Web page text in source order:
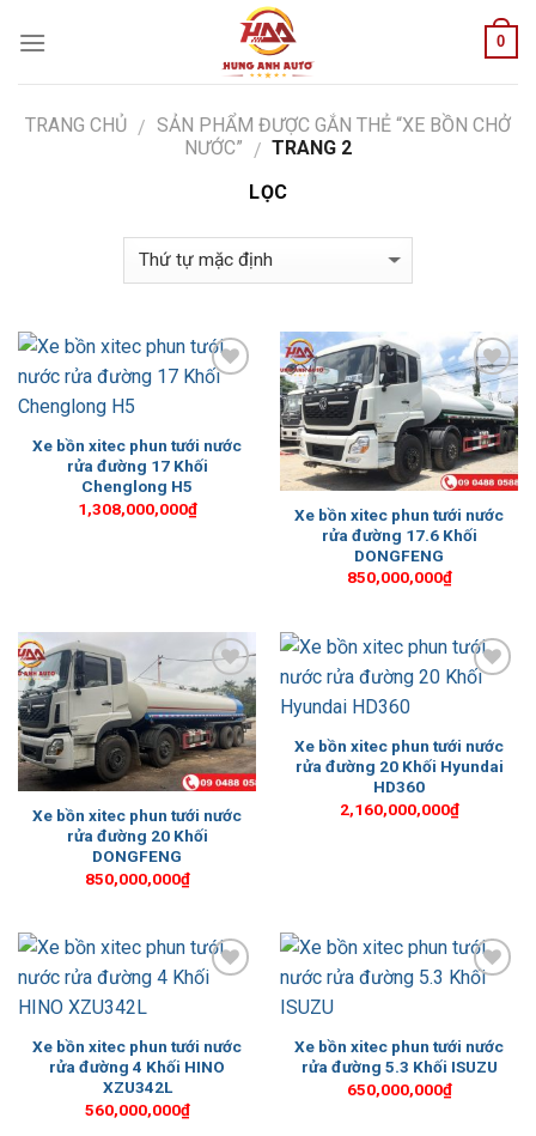
0
TRANG CHỦ / SẢN PHẨM ĐƯỢC GẮN THẺ “XE BỒN CHỞ
NƯỚC” / TRANG 2
LỌC
Xe bồn xitec phun tưới nước
rửa đường 17 Khối
Chenglong H5
1,308,000,000₫
Add to
Wishlist
Xe bồn xitec phun tưới nước
rửa đường 17.6 Khối
DONGFENG
850,000,000₫
Add to
Wishlist
Xe bồn xitec phun tưới nước
rửa đường 20 Khối
DONGFENG
850,000,000₫
Xe bồn xitec phun tưới nước
rửa đường 20 Khối Hyundai
HD360
2,160,000,000₫
Xe bồn xitec phun tưới nước
rửa đường 4 Khối HINO
XZU342L
560,000,000₫
Xe bồn xitec phun tưới nước
rửa đường 5.3 Khối ISUZU
650,000,000₫